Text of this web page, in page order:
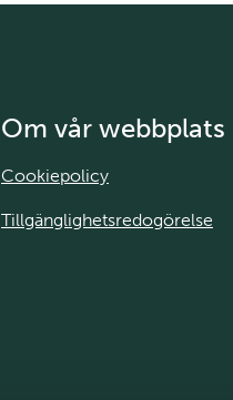
Om vår webbplats
Cookiepolicy
Tillgänglighetsredogörelse